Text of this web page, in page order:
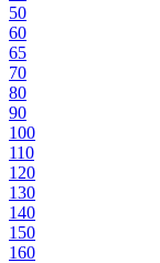
50
60
65
70
80
90
100
110
120
130
140
150
160